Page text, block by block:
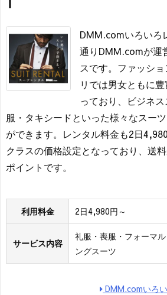
DMM.comいろいろ
通りDMM.comが運
スです。ファッシ
リでは男女ともに
っており、ビジネ
服・タキシードといった様々なスー
ができます。レンタル料金も2日
クラスの価格設定となっており、送
ポイントです。
利用料金 2日4,980円～
サービス内容
礼服・喪服・フォーマ
ングスーツ
DMM.comいろ